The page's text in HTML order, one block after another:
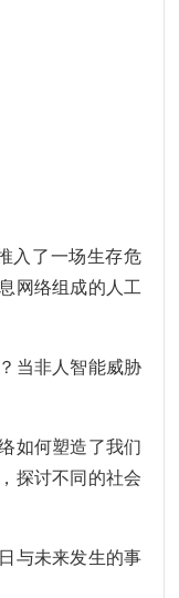
入了一场生存危
网络组成的人工
当非人智能威胁
如何塑造了我们
探讨不同的社会
与未来发生的事